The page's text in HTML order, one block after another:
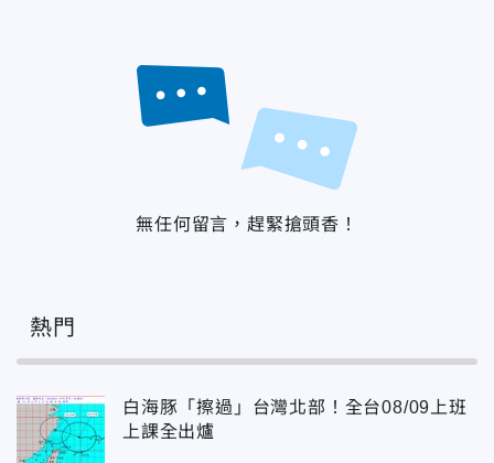
無任何留言，趕緊搶頭香！
熱門
白海豚「擦過」台灣北部！全台08/09上班
上課全出爐